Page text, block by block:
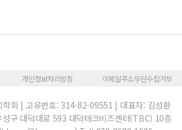
개인정보처리방침 이메일주소무단수집거부
학회 | 고유번호: 314-82-09551 | 대표자: 김성환
구 대덕대로 593 대덕테크비즈센터(TBC) 10층